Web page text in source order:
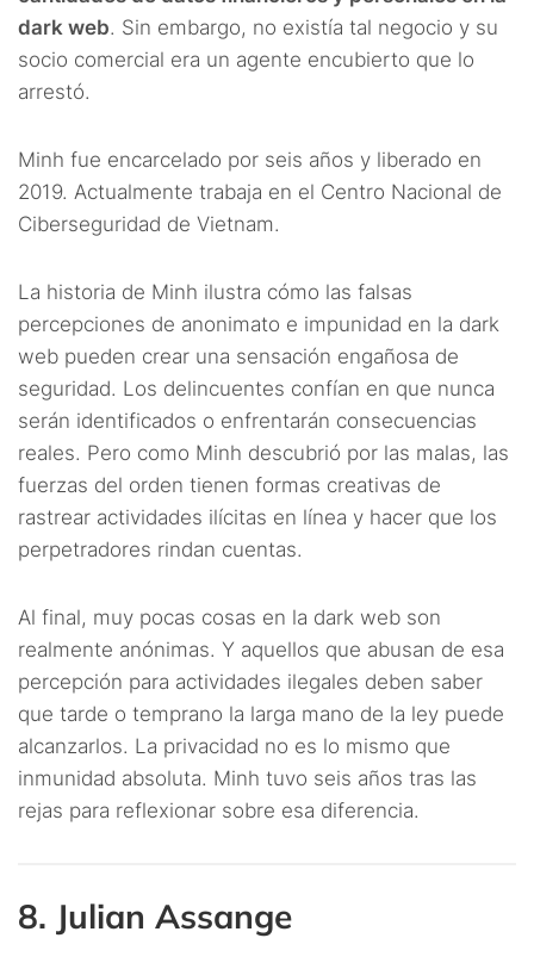
dark web. Sin embargo, no existía tal negocio y su
socio comercial era un agente encubierto que lo
arrestó.
Minh fue encarcelado por seis años y liberado en
2019. Actualmente trabaja en el Centro Nacional de
Ciberseguridad de Vietnam.
La historia de Minh ilustra cómo las falsas
percepciones de anonimato e impunidad en la dark
web pueden crear una sensación engañosa de
seguridad. Los delincuentes confían en que nunca
serán identificados o enfrentarán consecuencias
reales. Pero como Minh descubrió por las malas, las
fuerzas del orden tienen formas creativas de
rastrear actividades ilícitas en línea y hacer que los
perpetradores rindan cuentas.
Al final, muy pocas cosas en la dark web son
realmente anónimas. Y aquellos que abusan de esa
percepción para actividades ilegales deben saber
que tarde o temprano la larga mano de la ley puede
alcanzarlos. La privacidad no es lo mismo que
inmunidad absoluta. Minh tuvo seis años tras las
rejas para reflexionar sobre esa diferencia.
8. Julian Assange